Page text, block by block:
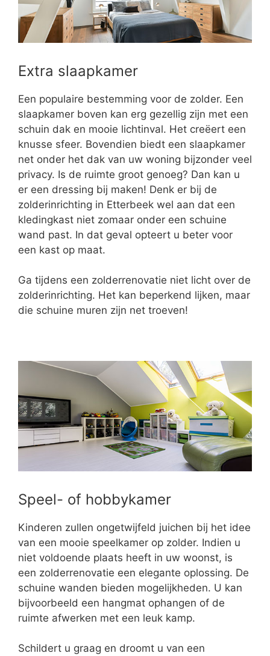
Extra slaapkamer
Een populaire bestemming voor de zolder. Een
slaapkamer boven kan erg gezellig zijn met een
schuin dak en mooie lichtinval. Het creëert een
knusse sfeer. Bovendien biedt een slaapkamer
net onder het dak van uw woning bijzonder veel
privacy. Is de ruimte groot genoeg? Dan kan u
er een dressing bij maken! Denk er bij de
zolderinrichting in Etterbeek wel aan dat een
kledingkast niet zomaar onder een schuine
wand past. In dat geval opteert u beter voor
een kast op maat.
Ga tijdens een zolderrenovatie niet licht over de
zolderinrichting. Het kan beperkend lijken, maar
die schuine muren zijn net troeven!
Speel- of hobbykamer
Kinderen zullen ongetwijfeld juichen bij het idee
van een mooie speelkamer op zolder. Indien u
niet voldoende plaats heeft in uw woonst, is
een zolderrenovatie een elegante oplossing. De
schuine wanden bieden mogelijkheden. U kan
bijvoorbeeld een hangmat ophangen of de
ruimte afwerken met een leuk kamp.
Schildert u graag en droomt u van een